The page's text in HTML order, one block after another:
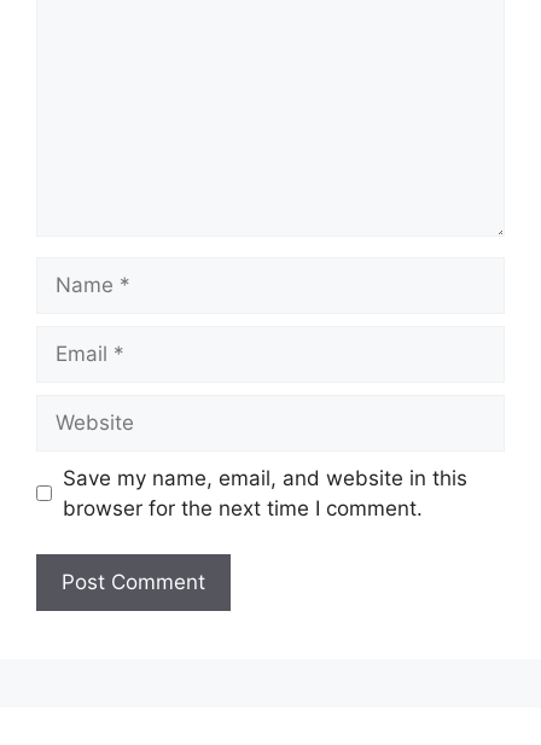
Save my name, email, and website in this
browser for the next time I comment.